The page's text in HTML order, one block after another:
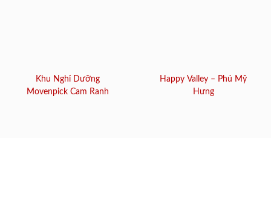
Khu Nghỉ Dưỡng
Movenpick Cam Ranh
Happy Valley – Phú Mỹ
Hưng